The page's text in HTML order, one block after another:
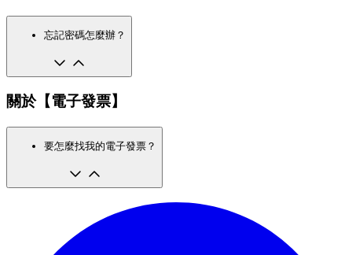
忘記密碼怎麼辦？
關於【電子發票】
要怎麼找我的電子發票？